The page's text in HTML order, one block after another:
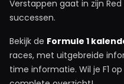
Verstappen gaat in zijn
successen.
Bekijk de Formule 1
races, met uitgebreide
time informatie. Wil je F1